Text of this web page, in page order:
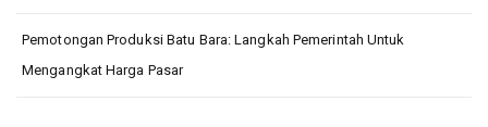
Pemotongan Produksi Batu Bara: Langkah Pemerintah Untuk
Mengangkat Harga Pasar